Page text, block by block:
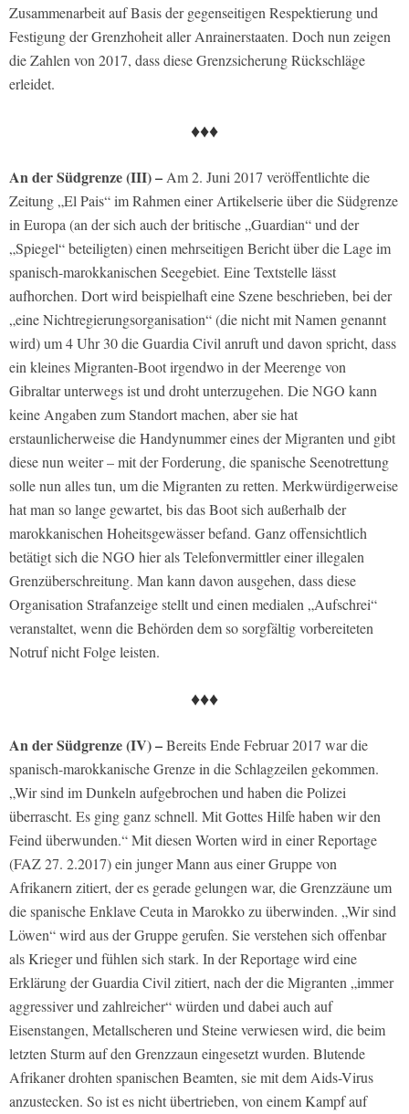
Zusammenarbeit auf Basis der gegenseitigen Respektierung und
Festigung der Grenzhoheit aller Anrainerstaaten. Doch nun zeigen
die Zahlen von 2017, dass diese Grenzsicherung Rückschläge
erleidet.
♦♦♦
An der Südgrenze (III) – Am 2. Juni 2017 veröffentlichte die
Zeitung „El Pais“ im Rahmen einer Artikelserie über die Südgrenze
in Europa (an der sich auch der britische „Guardian“ und der
„Spiegel“ beteiligten) einen mehrseitigen Bericht über die Lage im
spanisch-marokkanischen Seegebiet. Eine Textstelle lässt
aufhorchen. Dort wird beispielhaft eine Szene beschrieben, bei der
„eine Nichtregierungsorganisation“ (die nicht mit Namen genannt
wird) um 4 Uhr 30 die Guardia Civil anruft und davon spricht, dass
ein kleines Migranten-Boot irgendwo in der Meerenge von
Gibraltar unterwegs ist und droht unterzugehen. Die NGO kann
keine Angaben zum Standort machen, aber sie hat
erstaunlicherweise die Handynummer eines der Migranten und gibt
diese nun weiter – mit der Forderung, die spanische Seenotrettung
solle nun alles tun, um die Migranten zu retten. Merkwürdigerweise
hat man so lange gewartet, bis das Boot sich außerhalb der
marokkanischen Hoheitsgewässer befand. Ganz offensichtlich
betätigt sich die NGO hier als Telefonvermittler einer illegalen
Grenzüberschreitung. Man kann davon ausgehen, dass diese
Organisation Strafanzeige stellt und einen medialen „Aufschrei“
veranstaltet, wenn die Behörden dem so sorgfältig vorbereiteten
Notruf nicht Folge leisten.
♦♦♦
An der Südgrenze (IV) –Bereits Ende Februar 2017 war die
spanisch-marokkanische Grenze in die Schlagzeilen gekommen.
„Wir sind im Dunkeln aufgebrochen und haben die Polizei
überrascht. Es ging ganz schnell. Mit Gottes Hilfe haben wir den
Feind überwunden.“ Mit diesen Worten wird in einer Reportage
(FAZ 27. 2.2017) ein junger Mann aus einer Gruppe von
Afrikanern zitiert, der es gerade gelungen war, die Grenzzäune um
die spanische Enklave Ceuta in Marokko zu überwinden. „Wir sind
Löwen“ wird aus der Gruppe gerufen. Sie verstehen sich offenbar
als Krieger und fühlen sich stark. In der Reportage wird eine
Erklärung der Guardia Civil zitiert, nach der die Migranten „immer
aggressiver und zahlreicher“ würden und dabei auch auf
Eisenstangen, Metallscheren und Steine verwiesen wird, die beim
letzten Sturm auf den Grenzzaun eingesetzt wurden. Blutende
Afrikaner drohten spanischen Beamten, sie mit dem Aids-Virus
anzustecken. So ist es nicht übertrieben, von einem Kampf auf